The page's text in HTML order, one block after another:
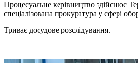
Процесуальне керівництво здійснює
спеціалізована прокуратура у сфері
Триває досудове розслідування.